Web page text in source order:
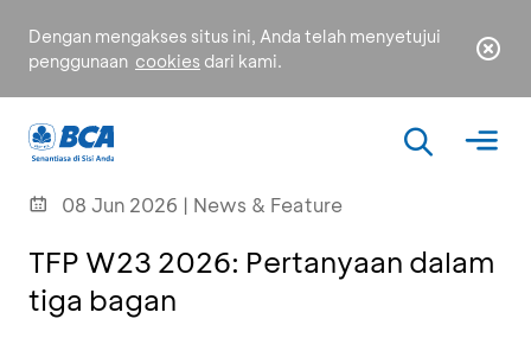
Dengan mengakses situs ini, Anda telah menyetujui
penggunaan cookies dari kami.
08 Jun 2026 | News & Feature
TFP W23 2026: Pertanyaan dalam
tiga bagan